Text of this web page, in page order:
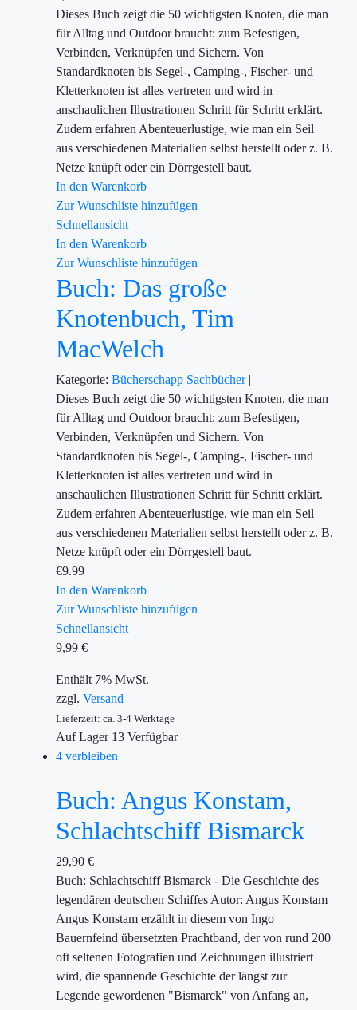
Dieses Buch zeigt die 50 wichtigsten Knoten, die man
für Alltag und Outdoor braucht: zum Befestigen,
Verbinden, Verknüpfen und Sichern. Von
Standardknoten bis Segel-, Camping-, Fischer- und
Kletterknoten ist alles vertreten und wird in
anschaulichen Illustrationen Schritt für Schritt erklärt.
Zudem erfahren Abenteuerlustige, wie man ein Seil
aus verschiedenen Materialien selbst herstellt oder z. B.
Netze knüpft oder ein Dörrgestell baut.
In den Warenkorb
Zur Wunschliste hinzufügen
Schnellansicht
In den Warenkorb
Zur Wunschliste hinzufügen
Buch: Das große
Knotenbuch, Tim
MacWelch
Kategorie: Bücherschapp Sachbücher |
Dieses Buch zeigt die 50 wichtigsten Knoten, die man
für Alltag und Outdoor braucht: zum Befestigen,
Verbinden, Verknüpfen und Sichern. Von
Standardknoten bis Segel-, Camping-, Fischer- und
Kletterknoten ist alles vertreten und wird in
anschaulichen Illustrationen Schritt für Schritt erklärt.
Zudem erfahren Abenteuerlustige, wie man ein Seil
aus verschiedenen Materialien selbst herstellt oder z. B.
Netze knüpft oder ein Dörrgestell baut.
€9.99
In den Warenkorb
Zur Wunschliste hinzufügen
Schnellansicht
9,99 €
Enthält 7% MwSt.
zzgl. Versand
Lieferzeit: ca. 3-4 Werktage
Auf Lager13 Verfügbar
4 verbleiben
Buch: Angus Konstam,
Schlachtschiff Bismarck
29,90 €
Buch: Schlachtschiff Bismarck - Die Geschichte des
legendären deutschen Schiffes Autor: Angus Konstam
Angus Konstam erzählt in diesem von Ingo
Bauernfeind übersetzten Prachtband, der von rund 200
oft seltenen Fotografien und Zeichnungen illustriert
wird, die spannende Geschichte der längst zur
Legende gewordenen "Bismarck" von Anfang an,